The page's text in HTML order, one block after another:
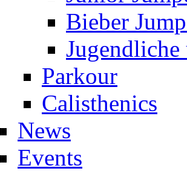
Bieber
Jugendliche
Parkour
Calisthenics
News
Events